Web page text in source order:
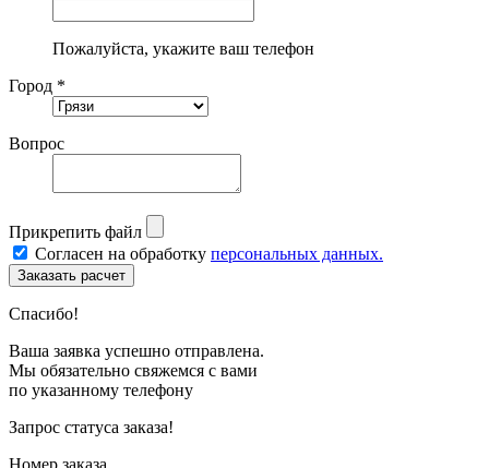
Пожалуйста, укажите ваш телефон
Город *
Вопрос
Прикрепить файл
Согласен на обработку персональных данных.
Спасибо!
Ваша заявка успешно отправлена.
Мы обязательно свяжемся с вами
по указанному телефону
Запрос статуса заказа!